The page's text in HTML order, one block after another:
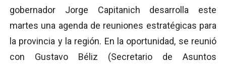
gobernador Jorge Capitanich desarrolla este
martes una agenda de reuniones estratégicas para
la provincia y la región. En la oportunidad, se reunió
con Gustavo Béliz (Secretario de Asuntos